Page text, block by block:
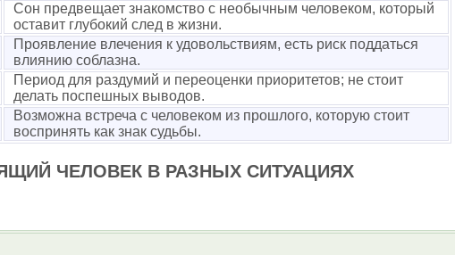
Сон предвещает знакомство с необычным человеком, который
оставит глубокий след в жизни.
Проявление влечения к удовольствиям, есть риск поддаться
влиянию соблазна.
Период для раздумий и переоценки приоритетов; не стоит
делать поспешных выводов.
Возможна встреча с человеком из прошлого, которую стоит
воспринять как знак судьбы.
ЧЕЛОВЕК В РАЗНЫХ СИТУАЦИЯХ